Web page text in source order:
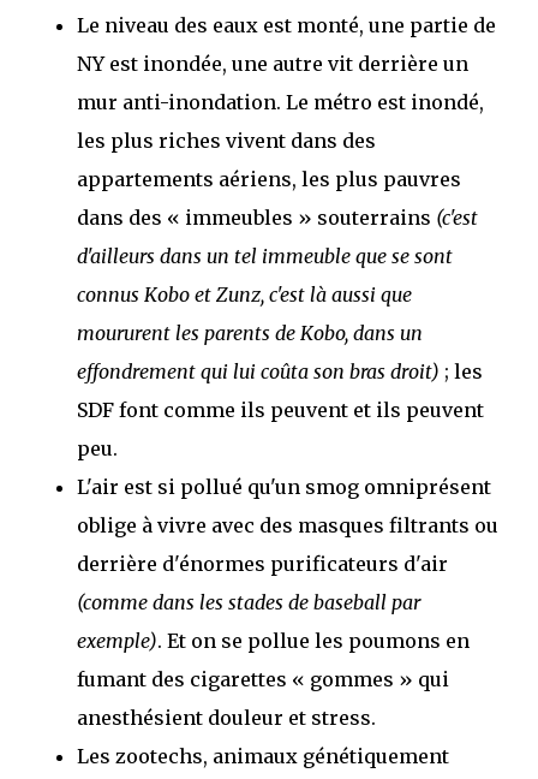
Le niveau des eaux est monté, une partie de
NY est inondée, une autre vit derrière un
mur anti-inondation. Le métro est inondé,
les plus riches vivent dans des
appartements aériens, les plus pauvres
dans des « immeubles » souterrains (c'est
d'ailleurs dans un tel immeuble que se sont
connus Kobo et Zunz, c'est là aussi que
moururent les parents de Kobo, dans un
effondrement qui lui coûta son bras droit) ; les
SDF font comme ils peuvent et ils peuvent
peu.
L'air est si pollué qu'un smog omniprésent
oblige à vivre avec des masques filtrants ou
derrière d'énormes purificateurs d'air
(comme dans les stades de baseball par
exemple). Et on se pollue les poumons en
fumant des cigarettes « gommes » qui
anesthésient douleur et stress.
Les zootechs, animaux génétiquement